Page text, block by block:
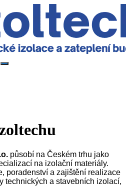
působí na Českém trhu jako
na izolační materiály.
poradenství a zajištění realizace
technických a stavebních izolací,